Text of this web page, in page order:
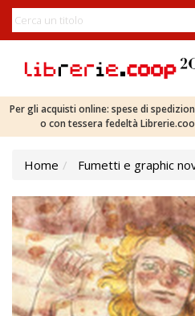
Per gli acquisti online: spese di
o con tessera fedeltà
Home Fumetti e graphic